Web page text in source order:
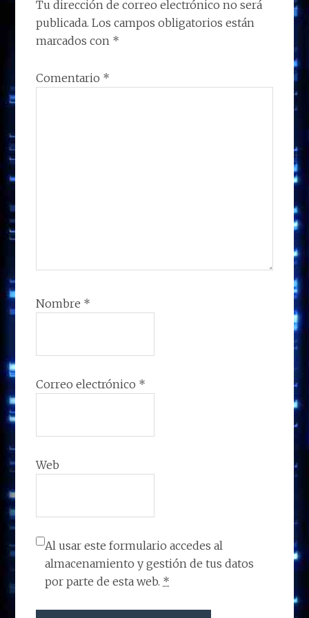
k
p
r
LOS
LECTORES
Tu dirección de correo electrónico no será
publicada. Los campos obligatorios están
marcados con *
Comentario *
Nombre *
Correo electrónico *
Web
Al usar este formulario accedes al
almacenamiento y gestión de tus datos
por parte de esta web. *